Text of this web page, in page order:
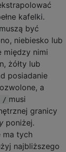
kafelki.
muszą być
niebiesko lub
między nimi
żółty lub
posiadanie
a
/ musi
granicy
poniżej.
ma tych
najbliższego